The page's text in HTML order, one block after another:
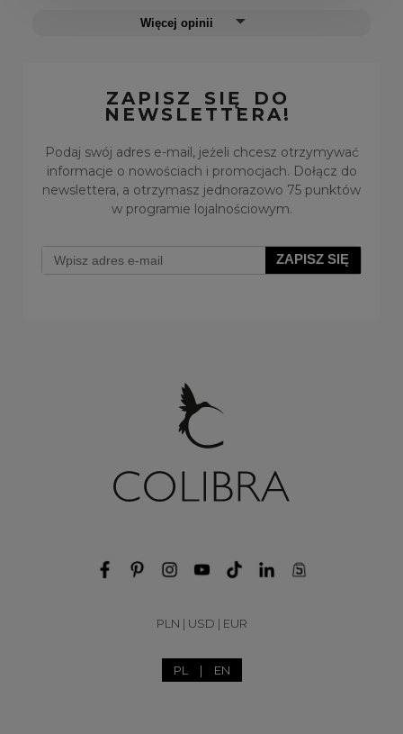
Więcej opinii
ZAPISZ SIĘ DO
NEWSLETTERA!
Podaj swój adres e-mail, jeżeli chcesz otrzymywać
informacje o nowościach i promocjach. Dołącz do
newslettera, a otrzymasz jednorazowo 75 punktów
w programie lojalnościowym.
ZAPISZ SIĘ
PLN | USD | EUR
PL | EN